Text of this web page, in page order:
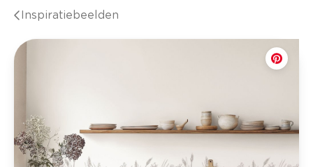
Inspiratiebeelden